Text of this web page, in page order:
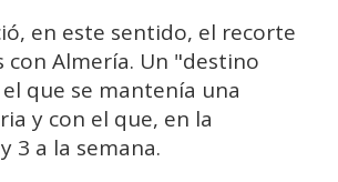
en este sentido, el recorte
con Almería. Un "destino
que se mantenía una
y con el que, en la
3 a la semana.